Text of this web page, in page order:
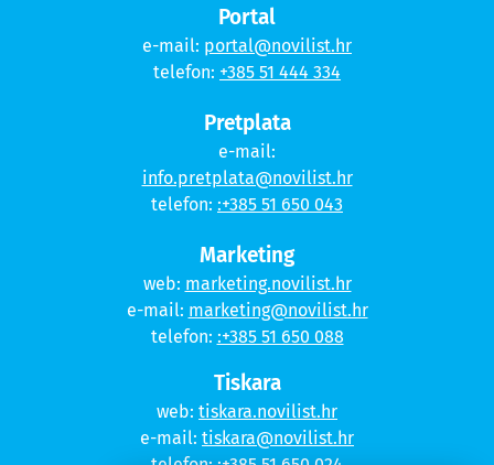
Portal
e-mail: portal@novilist.hr
telefon: +385 51 444 334
Pretplata
e-mail:
info.pretplata@novilist.hr
telefon: :+385 51 650 043
Marketing
web: marketing.novilist.hr
e-mail: marketing@novilist.hr
telefon: :+385 51 650 088
Tiskara
web: tiskara.novilist.hr
e-mail: tiskara@novilist.hr